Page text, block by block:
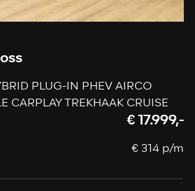
PLUG-IN PHEV AIRCO
CARPLAY TREKHAAK CRUISE
€ 17.999,-
€ 314 p/m